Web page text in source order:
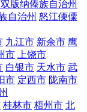
版纳傣族自治州
自治州 怒江傈僳
九江市 新余市 鹰
市 上饶市
白银市 天水市 武
市 定西市 陇南市
桂林市 梧州市 北